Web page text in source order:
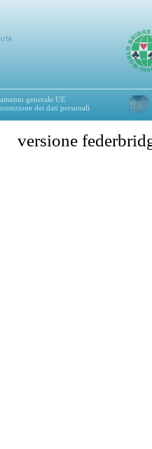
generale UE
dei dati personali
versione